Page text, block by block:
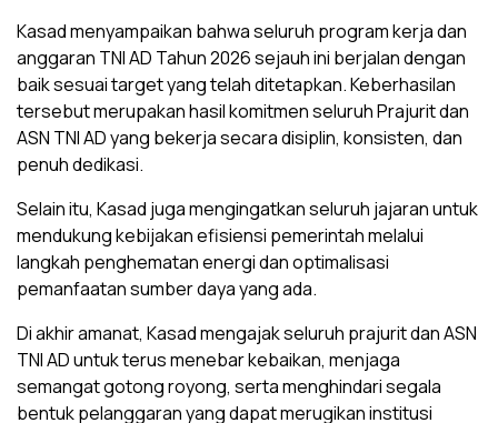
Kasad menyampaikan bahwa seluruh program kerja dan
anggaran TNI AD Tahun 2026 sejauh ini berjalan dengan
baik sesuai target yang telah ditetapkan. Keberhasilan
tersebut merupakan hasil komitmen seluruh Prajurit dan
ASN TNI AD yang bekerja secara disiplin, konsisten, dan
penuh dedikasi.
Selain itu, Kasad juga mengingatkan seluruh jajaran untuk
mendukung kebijakan efisiensi pemerintah melalui
langkah penghematan energi dan optimalisasi
pemanfaatan sumber daya yang ada.
Di akhir amanat, Kasad mengajak seluruh prajurit dan ASN
TNI AD untuk terus menebar kebaikan, menjaga
semangat gotong royong, serta menghindari segala
bentuk pelanggaran yang dapat merugikan institusi